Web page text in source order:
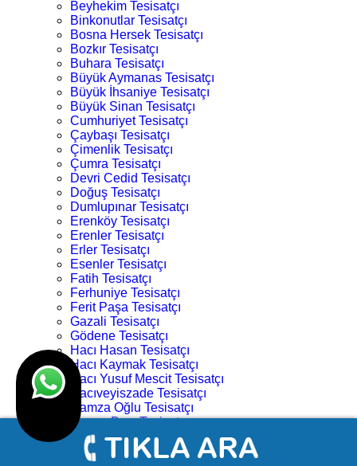
Beyhekim Tesisatçı
Binkonutlar Tesisatçı
Bosna Hersek Tesisatçı
Bozkır Tesisatçı
Buhara Tesisatçı
Büyük Aymanas Tesisatçı
Büyük İhsaniye Tesisatçı
Büyük Sinan Tesisatçı
Cumhuriyet Tesisatçı
Çaybaşı Tesisatçı
Çimenlik Tesisatçı
Çumra Tesisatçı
Devri Cedid Tesisatçı
Doğuş Tesisatçı
Dumlupınar Tesisatçı
Erenköy Tesisatçı
Erenler Tesisatçı
Erler Tesisatçı
Esenler Tesisatçı
Fatih Tesisatçı
Ferhuniye Tesisatçı
Ferit Paşa Tesisatçı
Gazali Tesisatçı
Gödene Tesisatçı
Hacı Hasan Tesisatçı
Hacı Kaymak Tesisatçı
Hacı Yusuf Mescit Tesisatçı
Hacıveyiszade Tesisatçı
Hamza Oğlu Tesisatçı
Hanay Başı Tesisatçı
Harmancık Tesisatçı
Hocacihan Tesisatçı